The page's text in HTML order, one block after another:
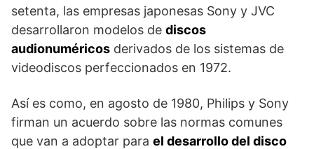
setenta, las empresas japonesas Sony y JVC
desarrollaron modelos de discos
audionuméricos derivados de los sistemas de
videodiscos perfeccionados en 1972.
Así es como, en agosto de 1980, Philips y Sony
firman un acuerdo sobre las normas comunes
que van a adoptar para el desarrollo del disco